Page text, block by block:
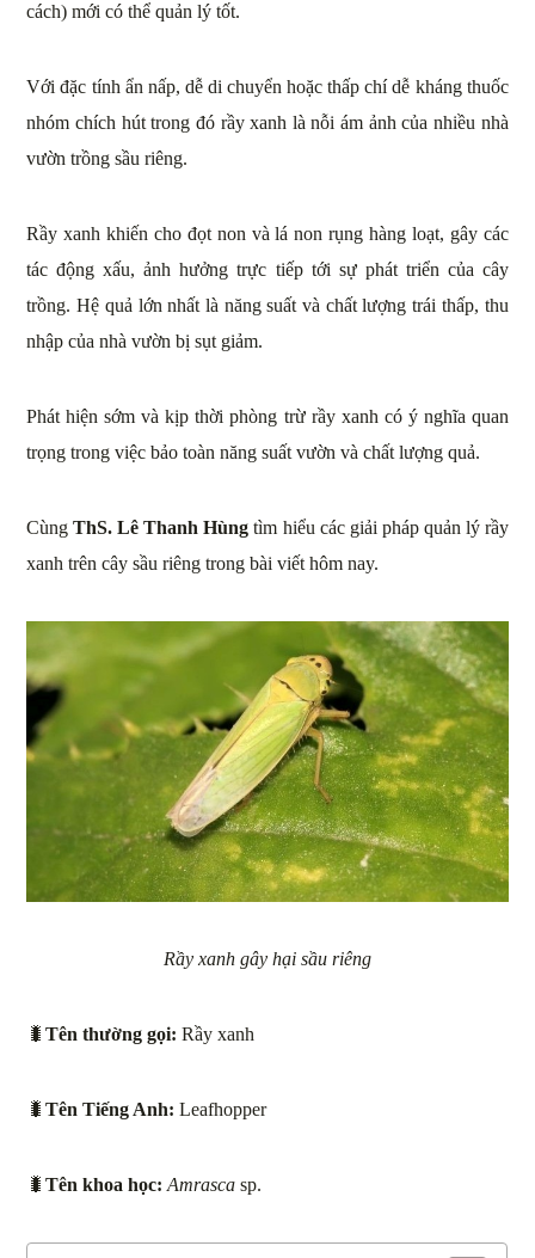
cách) mới có thể quản lý tốt.
Với đặc tính ẩn nấp, dễ di chuyển hoặc thấp chí dễ kháng thuốc
nhóm chích hút trong đó rầy xanh là nỗi ám ảnh của nhiều nhà
vườn trồng sầu riêng.
Rầy xanh khiến cho đọt non và lá non rụng hàng loạt, gây các
tác động xấu, ảnh hưởng trực tiếp tới sự phát triển của cây
trồng. Hệ quả lớn nhất là năng suất và chất lượng trái thấp, thu
nhập của nhà vườn bị sụt giảm.
Phát hiện sớm và kịp thời phòng trừ rầy xanh có ý nghĩa quan
trọng trong việc bảo toàn năng suất vườn và chất lượng quả.
CùngThS. Lê Thanh Hùng tìm hiểu các giải pháp quản lý rầy
xanh trên cây sầu riêng trong bài viết hôm nay.
Rầy xanh gây hại sầu riêng
🐛Tên thường gọi: Rầy xanh
🐛Tên Tiếng Anh: Leafhopper
🐛Tên khoa học: Amrasca sp.